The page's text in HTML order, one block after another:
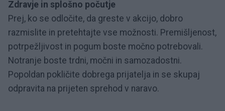
Zdravje in splošno počutje
Prej, ko se odločite, da greste v akcijo, dobro
razmislite in pretehtajte vse možnosti. Premišljenost,
potrpežljivost in pogum boste močno potrebovali.
Notranje boste trdni, močni in samozadostni.
Popoldan pokličite dobrega prijatelja in se skupaj
odpravita na prijeten sprehod v naravo.